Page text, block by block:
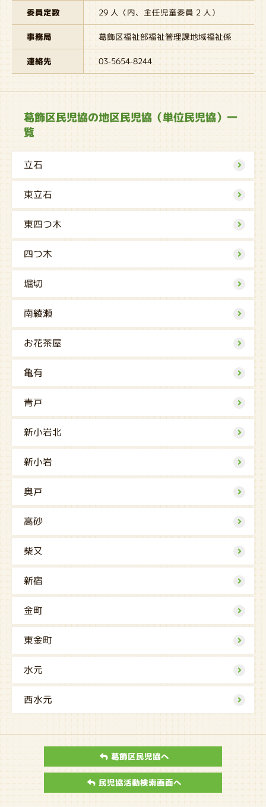
委員定数 29 人（内、主任児童委員 2 人）
事務局 葛飾区福祉部福祉管理課地域福祉係
連絡先 03-5654-8244
葛飾区民児協の地区民児協（単位民児協）一
覧
立石
東立石
東四つ木
四つ木
堀切
南綾瀬
お花茶屋
亀有
青戸
新小岩北
新小岩
奥戸
高砂
柴又
新宿
金町
東金町
水元
西水元
葛飾区民児協へ
民児協活動検索画面へ